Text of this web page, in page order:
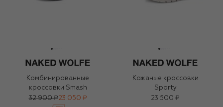
Комбинированные
кроссовки Smash
32 900 ₽23 050 ₽
Кожаные кроссовки
Sporty
23 500 ₽